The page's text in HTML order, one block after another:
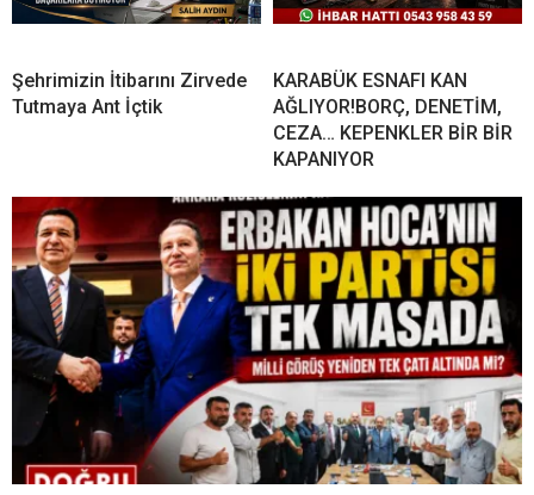
Şehrimizin İtibarını Zirvede
Tutmaya Ant İçtik
KARABÜK ESNAFI KAN
AĞLIYOR!BORÇ, DENETİM,
CEZA… KEPENKLER BİR BİR
KAPANIYOR